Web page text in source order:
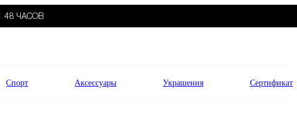
48 ЧАСОВ
Спорт Аксессуары Украшения Сертификат